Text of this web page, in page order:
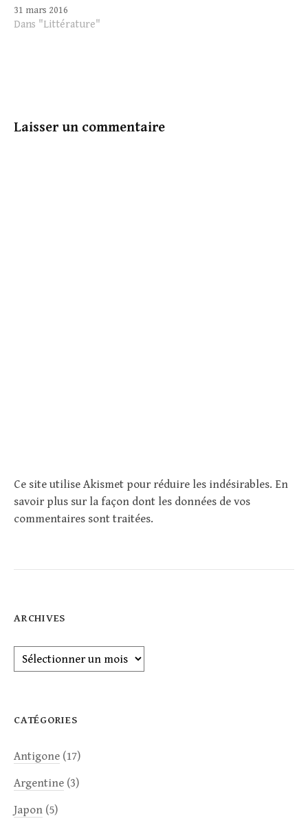
implacable, de force
irréfléchie, de tyrannie.
Quelle inversion des valeurs
31 mars 2016
Dans "Littérature"
Laisser un commentaire
Ce site utilise Akismet pour réduire les indésirables. En
savoir plus sur la façon dont les données de vos
commentaires sont traitées.
ARCHIVES
Archives
CATÉGORIES
Antigone (17)
Argentine (3)
Japon (5)